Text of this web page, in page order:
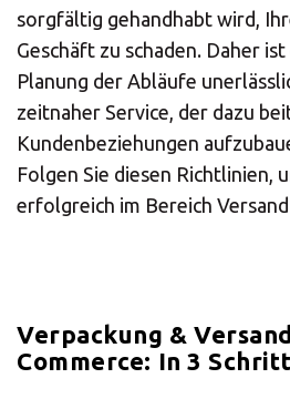
ALL
SOLUTIONS
Mail
Domiciliation
ALL
SOLUTIONS
sorgfältig gehandhabt wird,
Geschäft zu schaden. Daher
Planung der Abläufe
zeitnaher Service, der dazu
Kundenbeziehungen
Folgen Sie diesen Richtlinien,
erfolgreich im Bereich
Verpackung &
Commerce: In 3